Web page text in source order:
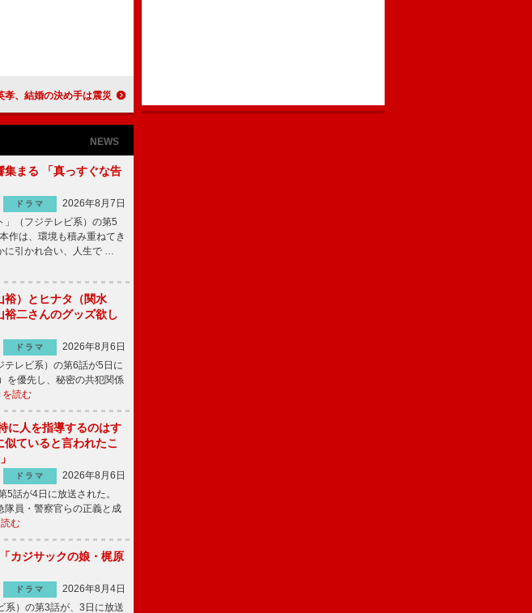
」 狩野英孝、結婚の決め手は震災
NEWS
集まる 「真っすぐな告
ドラマ
2026年8月7日
（フジテレビ系）の第5
作は、環境も積み重ねてき
引かれ合い、人生で …
裕）とヒナタ（関水
二さんのグッズ欲し
ドラマ
2026年8月6日
レビ系）の第6話が5日に
優先し、秘密の共犯関係
を読む
に人を指導するのはす
ていると言われたこ
ドラマ
2026年8月6日
話が4日に放送された。
員・警察官らの正義と成
む
カジサックの娘・梶原
ドラマ
2026年8月4日
系）の第3話が、3日に放送